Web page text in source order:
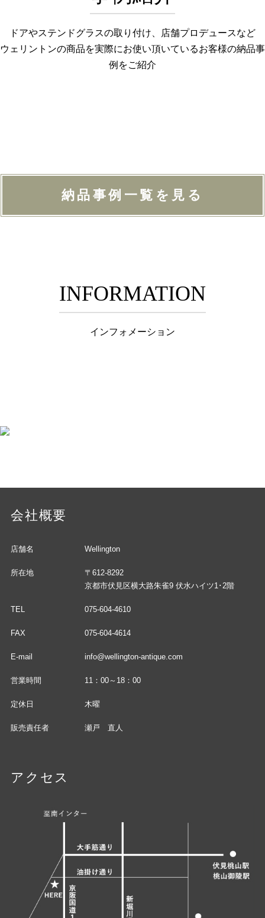
ドアやステンドグラスの取り付け、店舗プロデュースなど
ウェリントンの商品を実際にお使い頂いているお客様の納品事
例をご紹介
納品事例一覧を見る
INFORMATION
インフォメーション
会社概要
店舗名 Wellington
所在地
〒612-8292
京都市伏見区横大路朱雀9 伏水ハイツ1･2階
TEL 075-604-4610
FAX 075-604-4614
E-mail info@wellington-antique.com
営業時間 11：00～18：00
定休日 木曜
販売責任者 瀬戸 直人
アクセス